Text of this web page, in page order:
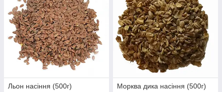
Льон насіння (500г)
Морква дика насіння (500г)